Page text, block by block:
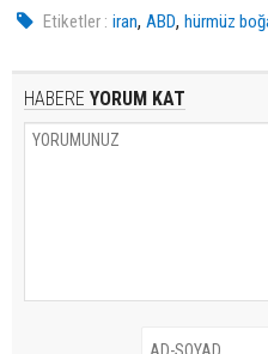
Etiketler : iran,ABD,hürmüz
HABERE YORUM KAT